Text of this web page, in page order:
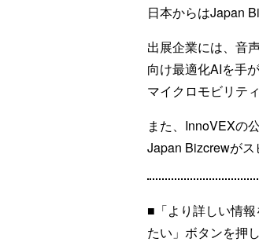
日本からはJapan
出展企業には、音
向け最適化AIを手
マイクロモビリテ
また、InnoVEXの
Japan Bizcrewがス
■「より詳しい情
たい」ボタンを押